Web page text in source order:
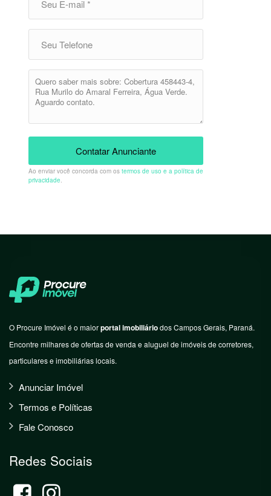
Contatar Anunciante
Ao enviar você concorda com os termos de uso e a política de
privacidade.
O Procure Imóvel é o maiorportal imobiliáriodos Campos Gerais, Paraná.
Encontre milhares de ofertas de venda e aluguel de imóveis de corretores,
particulares e imobiliárias locais.
Anunciar Imóvel
Termos e Políticas
Fale Conosco
Redes Sociais